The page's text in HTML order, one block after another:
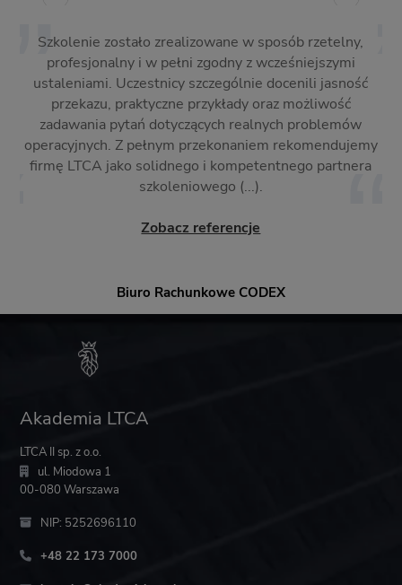
Szkolenie zostało zrealizowane w sposób rzetelny,
profesjonalny i w pełni zgodny z wcześniejszymi
ustaleniami. Uczestnicy szczególnie docenili jasność
przekazu, praktyczne przykłady oraz możliwość
zadawania pytań dotyczących realnych problemów
operacyjnych. Z pełnym przekonaniem rekomendujemy
firmę LTCA jako solidnego i kompetentnego partnera
szkoleniowego (...).
Zobacz referencje
Biuro Rachunkowe CODEX
Akademia LTCA
LTCA II sp. z o.o.
ul. Miodowa 1
00-080 Warszawa
NIP: 5252696110
+48 22 173 7000